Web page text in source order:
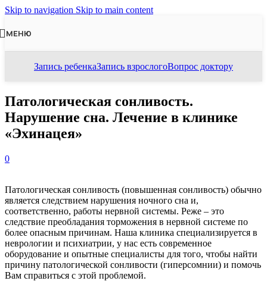
Skip to navigation Skip to main content
МЕНЮ
Запись ребенкаЗапись взрослогоВопрос доктору
Патологическая сонливость.
Нарушение сна. Лечение в клинике
«Эхинацея»
0
Патологическая сонливость (повышенная сонливость) обычно
является следствием нарушения ночного сна и,
соответственно, работы нервной системы. Реже – это
следствие преобладания торможения в нервной системе по
более опасным причинам. Наша клиника специализируется в
неврологии и психиатрии, у нас есть современное
оборудование и опытные специалисты для того, чтобы найти
причину патологической сонливости (гиперсомнии) и помочь
Вам справиться с этой проблемой.